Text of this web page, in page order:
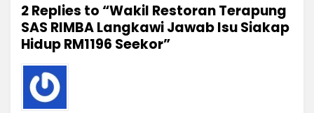
2 Replies to “Wakil Restoran Terapung
SAS RIMBA Langkawi Jawab Isu Siakap
Hidup RM1196 Seekor”